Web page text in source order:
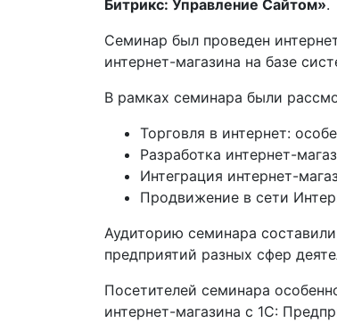
Битрикс: Управление Сайтом».
Семинар был проведен
интернет-магазина на базе
В рамках семинара были
Торговля в интернет:
Разработка интернет-
Интеграция интернет-
Продвижение в сети
Аудиторию семинара
предприятий разных сфер
Посетителей семинара
интернет-магазина с 1С: